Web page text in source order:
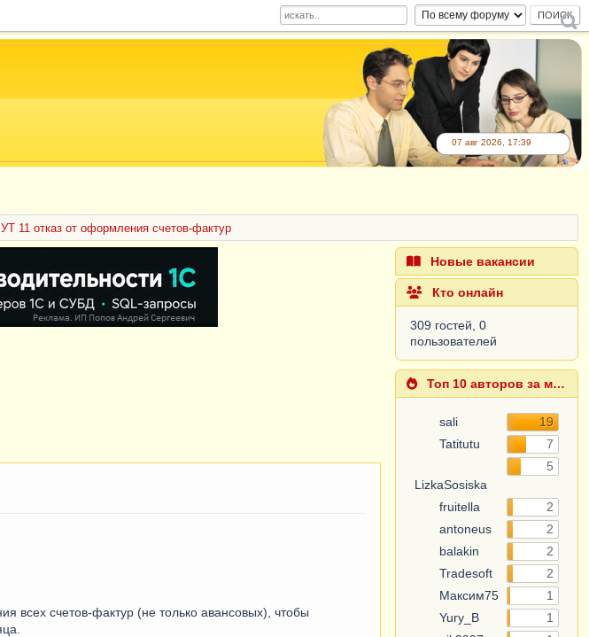
07 авг 2026, 17:39
УТ 11 отказ от оформления счетов-фактур
всех счетов-фактур (не только авансовых), чтобы
Новые вакансии
Кто онлайн
309 гостей, 0
пользователей
Топ 10 авторов за месяц
19
Tatitutu
7
5
fruitella
antoneus
2
balakin
2
Tradesoft
2
Максим75
1
Yury_B
1
nik9997
1